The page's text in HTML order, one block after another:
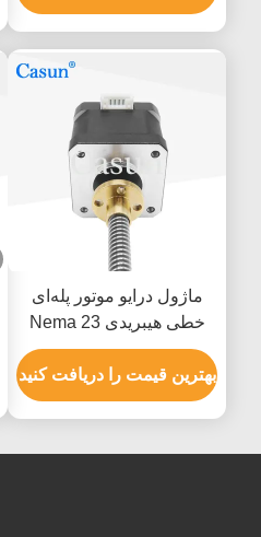
ماژول درایو موتور پله‌ای
خطی هیبریدی Nema 23
منبع تغذیه DC همه کاره
برای یکپارچه سازی یک
ماشین
بهترین قیمت را دریافت کنید